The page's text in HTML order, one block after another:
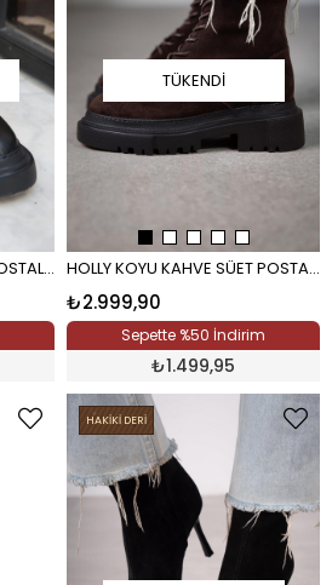
HOLLY SİYAH HAKİKİ DERİ POSTAL SİYAH DERİ
TÜKENDI
HOLLY KOYU KAHVE SÜET POSTAL KAHVE
₺2.999,90
Sepette %50 İndirim
₺1.499,95
HAKİKİ DERİ